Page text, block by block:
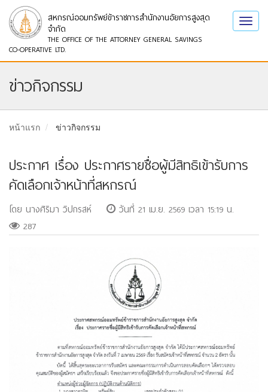
สหกรณ์ออมทรัพย์ข้าราชการสำนักงานอัยการสูงสุด
จำกัด
THE OFFICE OF THE ATTORNEY GENERAL SAVINGS
CO-OPERATIVE LTD.
ข่าวกิจกรรม
หน้าแรก ข่าวกิจกรรม
ประกาศ เรื่อง ประกาศรายชื่อผู้มีสิทธิเข้ารับการ
คัดเลือกเจ้าหน้าที่สหกรณ์
โดย นางศิริมา วิปกรสห์
วันที่ 21 เม.ย. 2569 เวลา 15:19 น.
287